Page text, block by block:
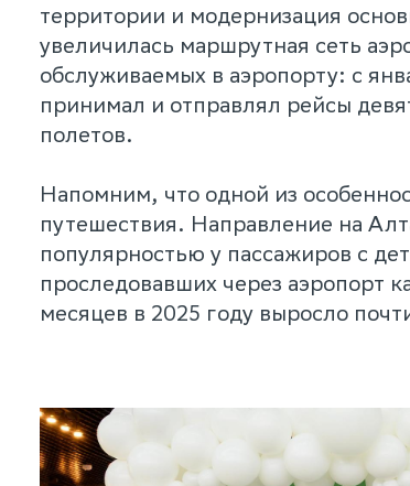
территории и модернизация
увеличилась маршрутная сеть
обслуживаемых в аэропорту: с
принимал и отправлял рейсы
полетов.
Напомним, что одной из
путешествия. Направление на
популярностью у пассажиров с
проследовавших через аэропорт
месяцев в 2025 году выросло